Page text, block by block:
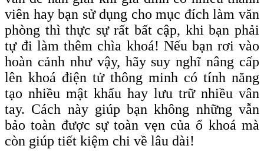
viên hay bạn sử dụng cho mục đích làm văn
phòng thì thực sự rất bất cập, khi bạn phải
tự đi làm thêm chìa khoá! Nếu bạn rơi vào
hoàn cảnh như vậy, hãy suy nghĩ nâng cấp
lên khoá điện tử thông minh có tính năng
tạo nhiều mật khẩu hay lưu trữ nhiều vân
tay. Cách này giúp bạn không những vẫn
bảo toàn được sự toàn vẹn của ổ khoá mà
còn giúp tiết kiệm chi về lâu dài!